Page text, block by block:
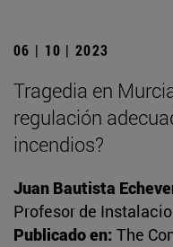
06 | 10 | 2023
Tragedia en
regulación
incendios?
Juan Bautista
Profesor de
Publicado en: The